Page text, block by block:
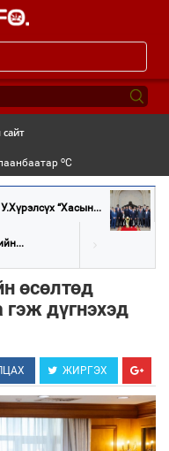
oC
“Хасын...
өсөлтөд
дүгнэхэд
ЖИРГЭХ